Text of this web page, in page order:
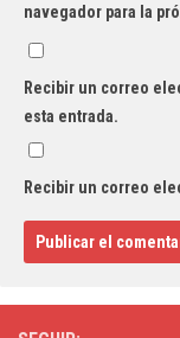
navegador para la
Recibir un correo
esta entrada.
Recibir un correo